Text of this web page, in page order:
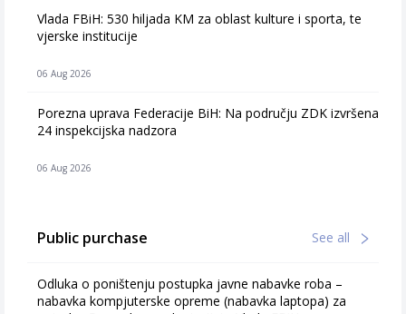
Vlada FBiH: 530 hiljada KM za oblast kulture i sporta, te
vjerske institucije
06 Aug 2026
Porezna uprava Federacije BiH: Na području ZDK izvršena
24 inspekcijska nadzora
06 Aug 2026
Public purchase See all
Odluka o poništenju postupka javne nabavke roba –
nabavka kompjuterske opreme (nabavka laptopa) za